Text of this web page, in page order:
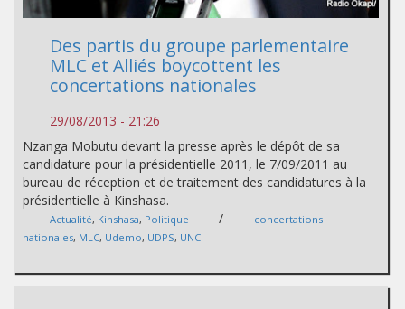
Des partis du groupe parlementaire
MLC et Alliés boycottent les
concertations nationales
29/08/2013 - 21:26
Nzanga Mobutu devant la presse après le dépôt de sa
candidature pour la présidentielle 2011, le 7/09/2011 au
bureau de réception et de traitement des candidatures à la
présidentielle à Kinshasa.
Actualité, Kinshasa, Politique /
concertations
nationales, MLC, Udemo, UDPS, UNC